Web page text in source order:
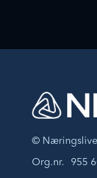
©
Org.nr. 955